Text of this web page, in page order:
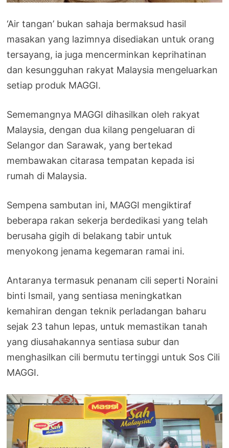
‘Air tangan’ bukan sahaja bermaksud hasil
masakan yang lazimnya disediakan untuk orang
tersayang, ia juga mencerminkan keprihatinan
dan kesungguhan rakyat Malaysia mengeluarkan
setiap produk MAGGI.
Sememangnya MAGGI dihasilkan oleh rakyat
Malaysia, dengan dua kilang pengeluaran di
Selangor dan Sarawak, yang bertekad
membawakan citarasa tempatan kepada isi
rumah di Malaysia.
Sempena sambutan ini, MAGGI mengiktiraf
beberapa rakan sekerja berdedikasi yang telah
berusaha gigih di belakang tabir untuk
menyokong jenama kegemaran ramai ini.
Antaranya termasuk penanam cili seperti Noraini
binti Ismail, yang sentiasa meningkatkan
kemahiran dengan teknik perladangan baharu
sejak 23 tahun lepas, untuk memastikan tanah
yang diusahakannya sentiasa subur dan
menghasilkan cili bermutu tertinggi untuk Sos Cili
MAGGI.